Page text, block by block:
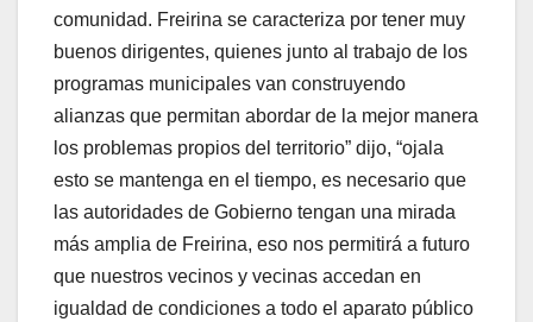
comunidad. Freirina se caracteriza por tener muy
buenos dirigentes, quienes junto al trabajo de los
programas municipales van construyendo
alianzas que permitan abordar de la mejor manera
los problemas propios del territorio” dijo, “ojala
esto se mantenga en el tiempo, es necesario que
las autoridades de Gobierno tengan una mirada
más amplia de Freirina, eso nos permitirá a futuro
que nuestros vecinos y vecinas accedan en
igualdad de condiciones a todo el aparato público